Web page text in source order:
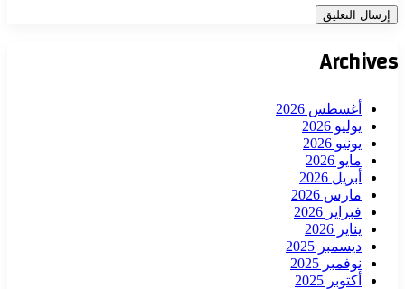
Archives
أغسطس 2026
يوليو 2026
يونيو 2026
مايو 2026
أبريل 2026
مارس 2026
فبراير 2026
يناير 2026
ديسمبر 2025
نوفمبر 2025
أكتوبر 2025